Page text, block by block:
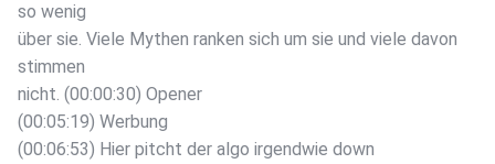
so wenig
über sie. Viele Mythen ranken sich um sie und viele davon
stimmen
nicht. (00:00:30) Opener
(00:05:19) Werbung
(00:06:53) Hier pitcht der algo irgendwie down